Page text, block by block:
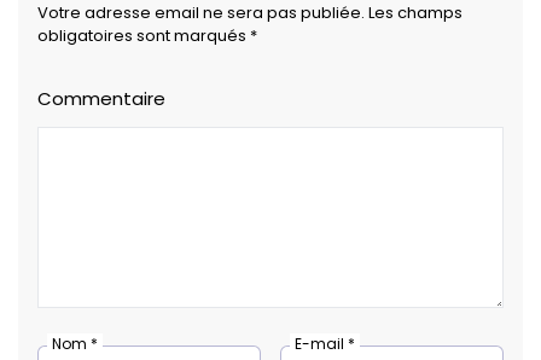
Votre adresse email ne sera pas publiée. Les champs
obligatoires sont marqués *
Commentaire
Nom * E-mail *